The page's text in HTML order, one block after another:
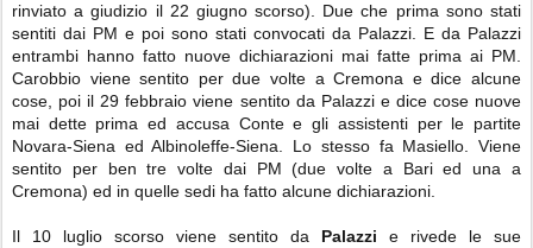
rinviato a giudizio il 22 giugno scorso). Due che prima sono stati
sentiti dai PM e poi sono stati convocati da Palazzi. E da Palazzi
entrambi hanno fatto nuove dichiarazioni mai fatte prima ai PM.
Carobbio viene sentito per due volte a Cremona e dice alcune
cose, poi il 29 febbraio viene sentito da Palazzi e dice cose nuove
mai dette prima ed accusa Conte e gli assistenti per le partite
Novara-Siena ed Albinoleffe-Siena. Lo stesso fa Masiello. Viene
sentito per ben tre volte dai PM (due volte a Bari ed una a
Cremona) ed in quelle sedi ha fatto alcune dichiarazioni.
Il 10 luglio scorso viene sentito da Palazzi e rivede le sue